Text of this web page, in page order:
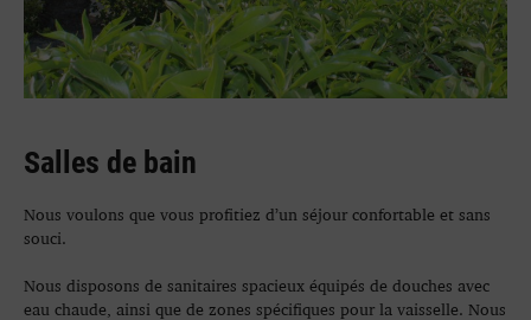
Salles de bain
Nous voulons que vous profitiez d’un séjour confortable et sans
souci.
Nous disposons de sanitaires spacieux équipés de douches avec
eau chaude, ainsi que de zones spécifiques pour la vaisselle. Nous